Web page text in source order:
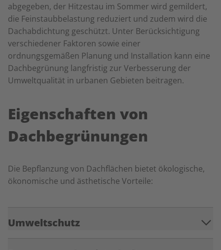
abgegeben, der Hitzestau im Sommer wird gemildert,
die Feinstaubbelastung reduziert und zudem wird die
Dachabdichtung geschützt. Unter Berücksichtigung
verschiedener Faktoren sowie einer
ordnungsgemäßen Planung und Installation kann eine
Dachbegrünung langfristig zur Verbesserung der
Umweltqualität in urbanen Gebieten beitragen.
Eigenschaften von
Dachbegrünungen
Die Bepflanzung von Dachflächen bietet ökologische,
ökonomische und ästhetische Vorteile:
Umweltschutz